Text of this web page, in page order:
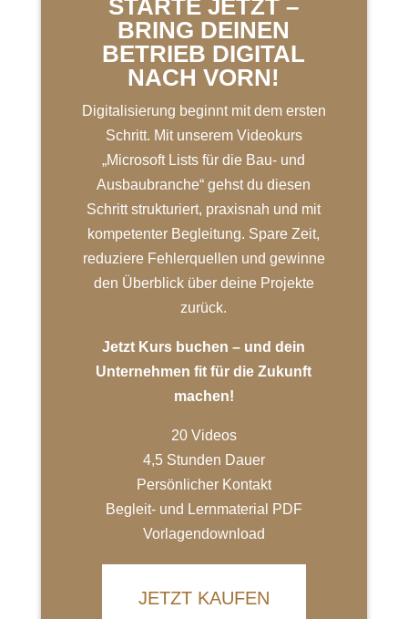
STARTE JETZT –
BRING DEINEN
BETRIEB DIGITAL
NACH VORN!
Digitalisierung beginnt mit dem ersten
Schritt. Mit unserem Videokurs
„Microsoft Lists für die Bau- und
Ausbaubranche“ gehst du diesen
Schritt strukturiert, praxisnah und mit
kompetenter Begleitung. Spare Zeit,
reduziere Fehlerquellen und gewinne
den Überblick über deine Projekte
zurück.
Jetzt Kurs buchen – und dein
Unternehmen fit für die Zukunft
machen!
20 Videos
4,5 Stunden Dauer
Persönlicher Kontakt
Begleit- und Lernmaterial PDF
Vorlagendownload
JETZT KAUFEN